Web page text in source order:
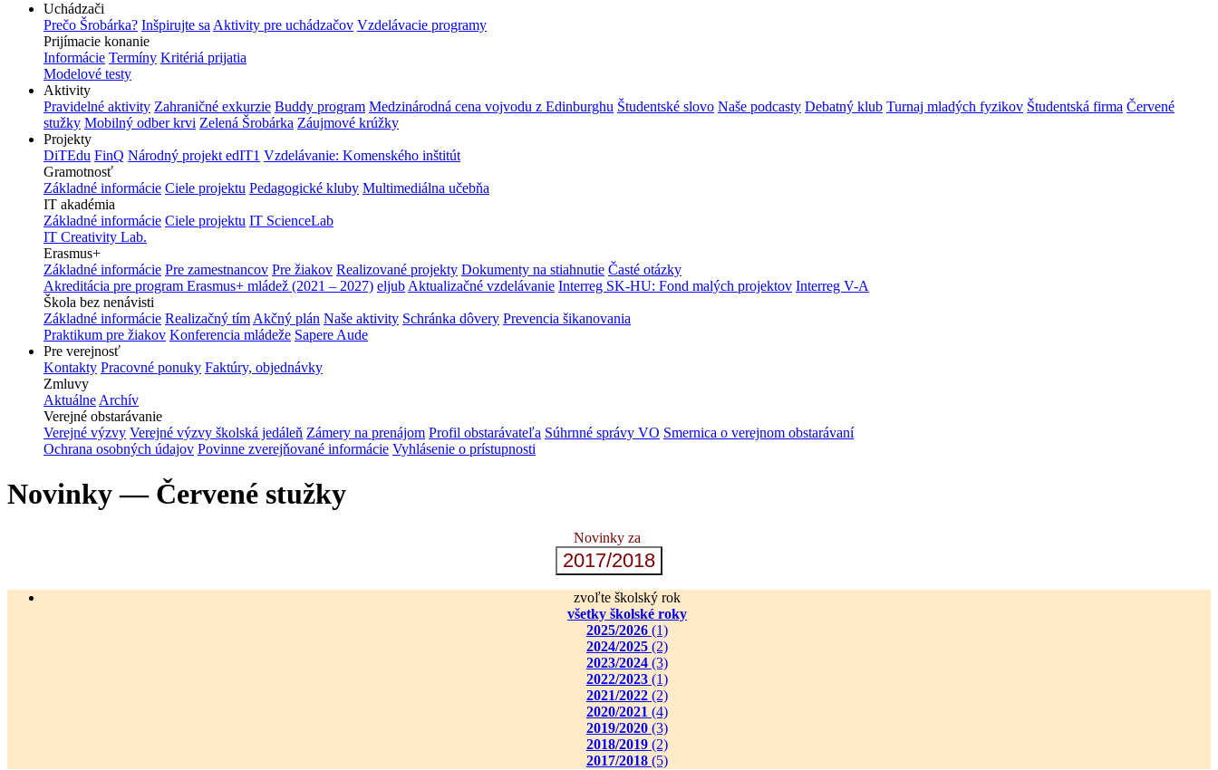
Uchádzači
Prečo Šrobárka? Inšpirujte sa Aktivity pre uchádzačov Vzdelávacie programy
Prijímacie konanie
Informácie Termíny Kritériá prijatia
Modelové testy
Aktivity
Pravidelné aktivity Zahraničné exkurzie Buddy program Medzinárodná cena vojvodu z Edinburghu Študentské slovo Naše podcasty Debatný klub Turnaj mladých fyzikov Študentská firma Červené
stužky Mobilný odber krvi Zelená Šrobárka Záujmové krúžky
Projekty
DiTEdu FinQ Národný projekt edIT1 Vzdelávanie: Komenského inštitút
Gramotnosť
Základné informácie Ciele projektu Pedagogické kluby Multimediálna učebňa
IT akadémia
Základné informácie Ciele projektu IT ScienceLab
IT Creativity Lab.
Erasmus+
Základné informácie Pre zamestnancov Pre žiakov Realizované projekty Dokumenty na stiahnutie Časté otázky
Akreditácia pre program Erasmus+ mládež (2021 – 2027) eljub Aktualizačné vzdelávanie Interreg SK-HU: Fond malých projektov Interreg V-A
Škola bez nenávisti
Základné informácie Realizačný tím Akčný plán Naše aktivity Schránka dôvery Prevencia šikanovania
Praktikum pre žiakov Konferencia mládeže Sapere Aude
Pre verejnosť
Kontakty Pracovné ponuky Faktúry, objednávky
Zmluvy
Aktuálne Archív
Verejné obstarávanie
Verejné výzvy Verejné výzvy školská jedáleň Zámery na prenájom Profil obstarávateľa Súhrnné správy VO Smernica o verejnom obstarávaní
Ochrana osobných údajov Povinne zverejňované informácie Vyhlásenie o prístupnosti
Novinky — Červené stužky
Novinky za
2017/2018
zvoľte školský rok
všetky školské roky
2025/2026 (1)
2024/2025 (2)
2023/2024 (3)
2022/2023 (1)
2021/2022 (2)
2020/2021 (4)
2019/2020 (3)
2018/2019 (2)
2017/2018 (5)